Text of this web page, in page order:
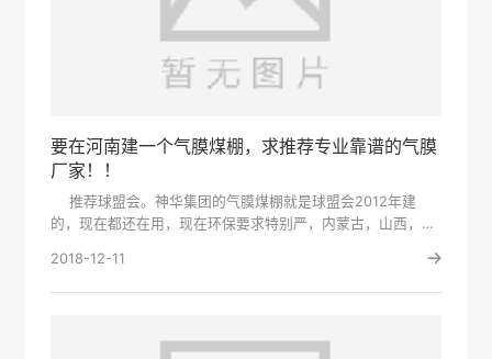
要在河南建一个气膜煤棚，求推荐专业靠谱的气膜
厂家！！
推荐球盟会。神华集团的气膜煤棚就是球盟会2012年建
的，现在都还在用，现在环保要求特别严，内蒙古，山西，河
2018-12-11